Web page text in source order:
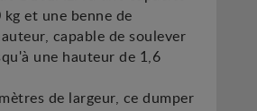
et une benne de
capable de soulever
une hauteur de 1,6
de largeur, ce dumper